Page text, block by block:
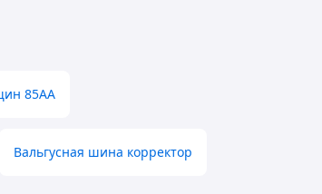
85АА
Вальгусная шина корректор